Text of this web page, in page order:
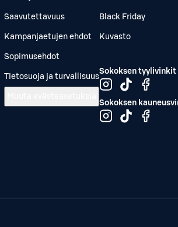
Saavutettavuus
Kampanjaetujen ehdot
Sopimusehdot
Tietosuoja ja turvallisuus
Black Friday
Kuvasto
Sokoksen tyylivinkit
Sokoksen